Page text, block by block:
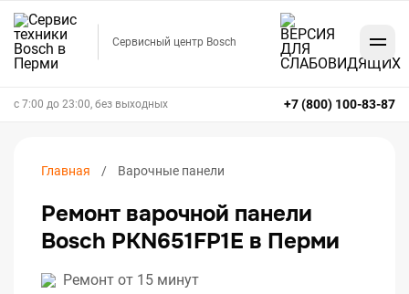
Сервисный центр Bosch
+7 (800) 100-83-87
с 7:00 до 23:00, без выходных
Главная Варочные панели
Ремонт варочной панели
Bosch PKN651FP1E в Перми
Ремонт от 15 минут